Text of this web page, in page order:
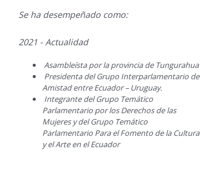
Se ha desempeñado como:
2021 - Actualidad
Asambleísta por la provincia de Tungurahua
Presidenta del Grupo Interparlamentario de
Amistad entre Ecuador – Uruguay.
Integrante del Grupo Temático
Parlamentario por los Derechos de las
Mujeres y del Grupo Temático
Parlamentario Para el Fomento de la Cultura
y el Arte en el Ecuador